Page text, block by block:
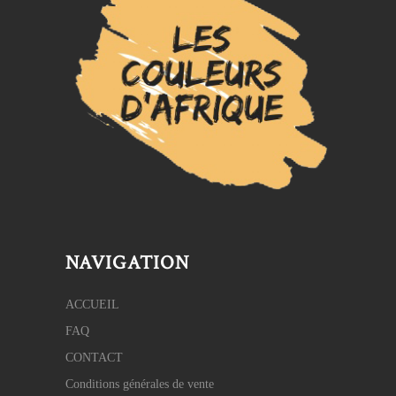
NAVIGATION
ACCUEIL
FAQ
CONTACT
Conditions générales de vente